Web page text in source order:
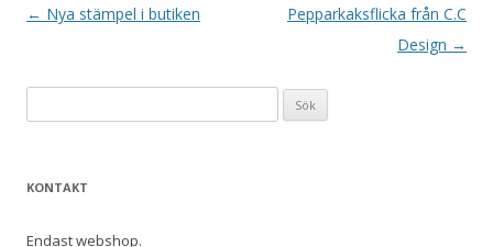
Inläggsnavigering
← Nya stämpel i butiken
Pepparkaksflicka från C.C
Design →
efter:
KONTAKT
Endast webshop.